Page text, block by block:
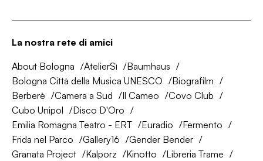
La nostra rete di amici
About Bologna AtelierSì
Baumhaus
Bologna Città della Musica UNESCO
Biografilm
Berberè
Camera a Sud Il Cameo
Covo Club
Cubo Unipol
Disco D'Oro
Emilia Romagna Teatro - ERT
Euradio
Fermento
Frida nel Parco
Gallery16
Gender Bender
Granata Project
Kalporz Kinotto
Libreria Trame